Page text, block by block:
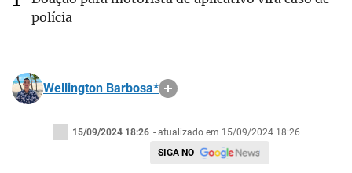
polícia
Wellington Barbosa*
15/09/2024 18:26 - atualizado em 15/09/2024 18:26
SIGA NO